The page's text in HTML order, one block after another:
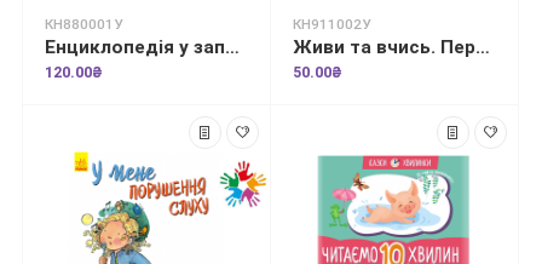
КН880001У
Енциклопедія у запитаннях та відповідях. 100 відповідей на запитання "ЯК"?
120.00₴
КН911002У
Живи та вчись. Перемога —це не головне
50.00₴